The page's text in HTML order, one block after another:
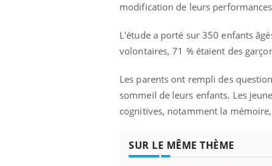
modification de leurs
L'étude a porté sur 350 enfants
volontaires, 71 % étaient des
Les parents ont rempli des
sommeil de leurs enfants. Les
cognitives, notamment la
SUR LE MÊME THÈME